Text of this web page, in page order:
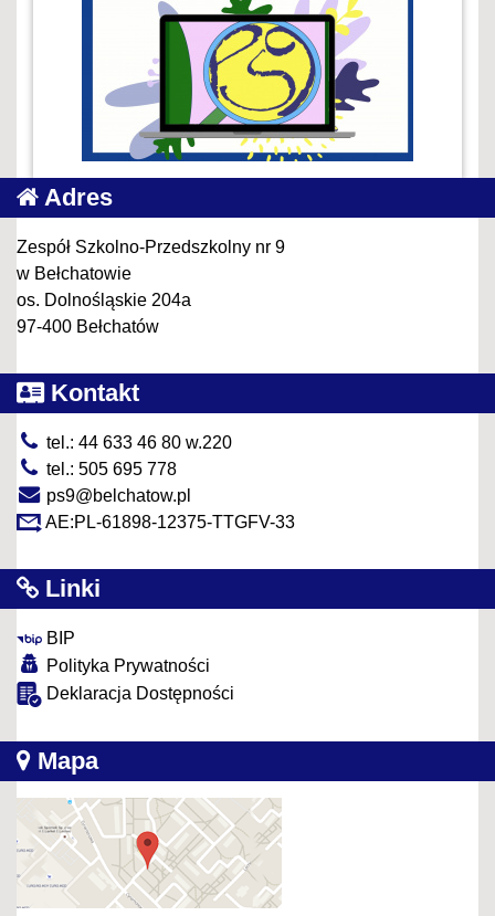
Adres
Zespół Szkolno-Przedszkolny nr 9
w Bełchatowie
os. Dolnośląskie 204a
97-400 Bełchatów
Kontakt
tel.: 44 633 46 80 w.220
tel.: 505 695 778
ps9@belchatow.pl
AE:PL-61898-12375-TTGFV-33
Linki
BIP
Polityka Prywatności
Deklaracja Dostępności
Mapa